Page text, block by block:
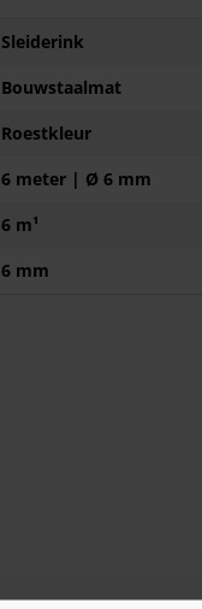
Sleiderink
Bouwstaalmat
Roestkleur
6 meter | Ø 6 mm
6 m¹
6 mm